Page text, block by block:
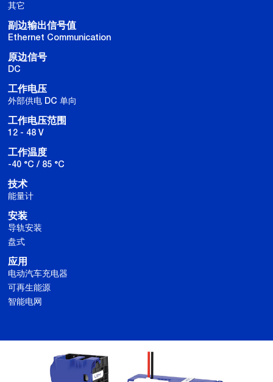
其它
副边输出信号值
Ethernet Communication
原边信号
DC
工作电压
外部供电 DC 单向
工作电压范围
12 - 48 V
工作温度
-40 °C / 85 °C
技术
能量计
安装
导轨安装
盘式
应用
电动汽车充电器
可再生能源
智能电网